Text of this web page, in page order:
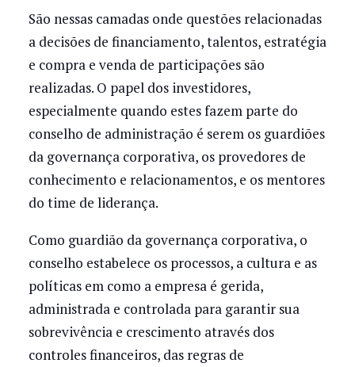
São nessas camadas onde questões relacionadas
a decisões de financiamento, talentos, estratégia
e compra e venda de participações são
realizadas. O papel dos investidores,
especialmente quando estes fazem parte do
conselho de administração é serem os guardiões
da governança corporativa, os provedores de
conhecimento e relacionamentos, e os mentores
do time de liderança.
Como guardião da governança corporativa, o
conselho estabelece os processos, a cultura e as
políticas em como a empresa é gerida,
administrada e controlada para garantir sua
sobrevivência e crescimento através dos
controles financeiros, das regras de